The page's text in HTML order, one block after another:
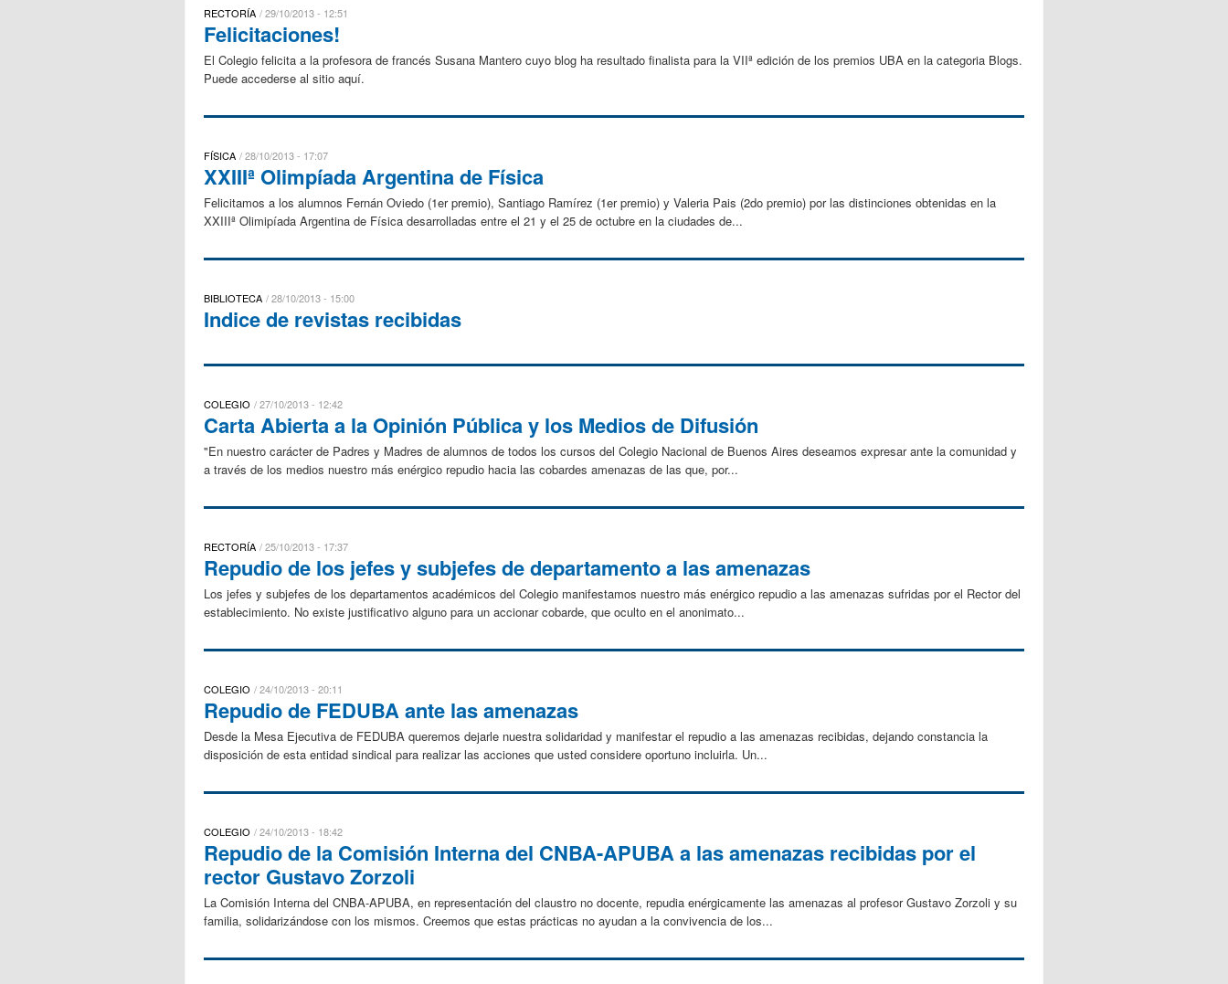
RECTORÍA 29/10/2013 - 12:51
Felicitaciones!
El Colegio felicita a la profesora de francés Susana Mantero cuyo blog ha resultado finalista para la VIIª edición de los premios UBA en la categoria Blogs.
Puede accederse al sitio aquí.
FÍSICA 28/10/2013 - 17:07
XXIIIª Olimpíada Argentina de Física
Felicitamos a los alumnos Fernán Oviedo (1er premio), Santiago Ramírez (1er premio) y Valeria Pais (2do premio) por las distinciones obtenidas en la
XXIIIª Olimipíada Argentina de Física desarrolladas entre el 21 y el 25 de octubre en la ciudades de...
BIBLIOTECA 28/10/2013 - 15:00
Indice de revistas recibidas
COLEGIO 27/10/2013 - 12:42
Carta Abierta a la Opinión Pública y los Medios de Difusión
"En nuestro carácter de Padres y Madres de alumnos de todos los cursos del Colegio Nacional de Buenos Aires deseamos expresar ante la comunidad y
a través de los medios nuestro más enérgico repudio hacia las cobardes amenazas de las que, por...
RECTORÍA 25/10/2013 - 17:37
Repudio de los jefes y subjefes de departamento a las amenazas
Los jefes y subjefes de los departamentos académicos del Colegio manifestamos nuestro más enérgico repudio a las amenazas sufridas por el Rector del
establecimiento. No existe justificativo alguno para un accionar cobarde, que oculto en el anonimato...
COLEGIO 24/10/2013 - 20:11
Repudio de FEDUBA ante las amenazas
Desde la Mesa Ejecutiva de FEDUBA queremos dejarle nuestra solidaridad y manifestar el repudio a las amenazas recibidas, dejando constancia la
disposición de esta entidad sindical para realizar las acciones que usted considere oportuno incluirla. Un...
COLEGIO 24/10/2013 - 18:42
Repudio de la Comisión Interna del CNBA-APUBA a las amenazas recibidas por el
rector Gustavo Zorzoli
La Comisión Interna del CNBA-APUBA, en representación del claustro no docente, repudia enérgicamente las amenazas al profesor Gustavo Zorzoli y su
familia, solidarizándose con los mismos. Creemos que estas prácticas no ayudan a la convivencia de los...